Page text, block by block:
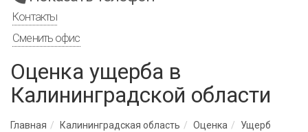
Контакты
Сменить офис
Оценка ущерба в
Калининградской области
Главная Калининградская область Оценка Ущерб